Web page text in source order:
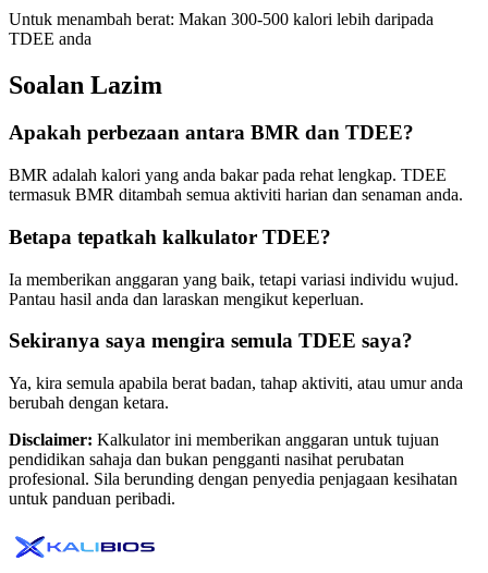
Untuk menambah berat: Makan 300-500 kalori lebih daripada
TDEE anda
Soalan Lazim
Apakah perbezaan antara BMR dan TDEE?
BMR adalah kalori yang anda bakar pada rehat lengkap. TDEE
termasuk BMR ditambah semua aktiviti harian dan senaman anda.
Betapa tepatkah kalkulator TDEE?
Ia memberikan anggaran yang baik, tetapi variasi individu wujud.
Pantau hasil anda dan laraskan mengikut keperluan.
Sekiranya saya mengira semula TDEE saya?
Ya, kira semula apabila berat badan, tahap aktiviti, atau umur anda
berubah dengan ketara.
Disclaimer: Kalkulator ini memberikan anggaran untuk tujuan
pendidikan sahaja dan bukan pengganti nasihat perubatan
profesional. Sila berunding dengan penyedia penjagaan kesihatan
untuk panduan peribadi.